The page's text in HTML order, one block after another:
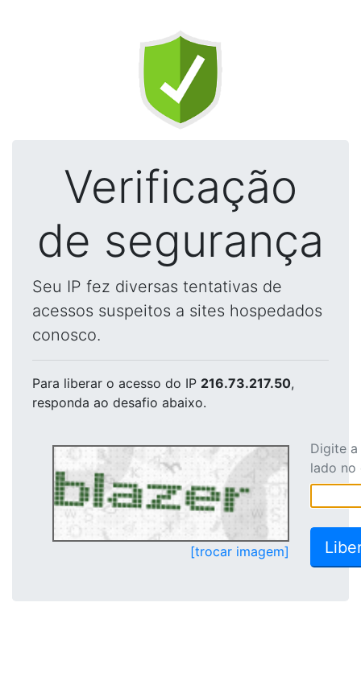
Verificação
de segurança
Seu IP fez diversas tentativas de
acessos suspeitos a sites hospedados
conosco.
Para liberar o acesso do IP 216.73.217.50,
responda ao desafio abaixo.
[trocar imagem]
Digite
lado no